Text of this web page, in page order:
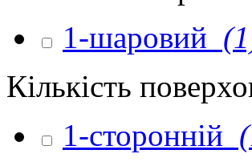
1-шаровий
Кількість
1-сторонній